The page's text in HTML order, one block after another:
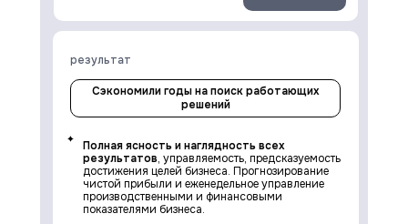
результат
Сэкономили годы на поиск работающих
решений
Полная ясность и наглядность всех
результатов, управляемость, предсказуемость
достижения целей бизнеса. Прогнозирование
чистой прибыли и еженедельное управление
производственными и финансовыми
показателями бизнеса.